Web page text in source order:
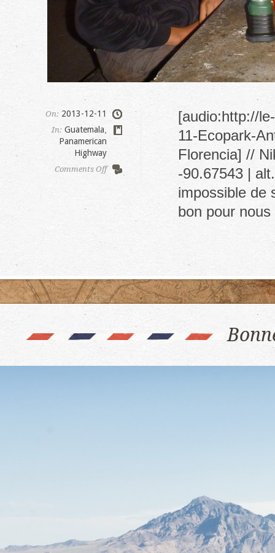
On: 2013-12-11
In: Guatemala
Panamerican
Highway
Comments Offon
[audio:http://
11-Ecopark-
Florencia] //
-90.67543 |
impossible de
bon pour